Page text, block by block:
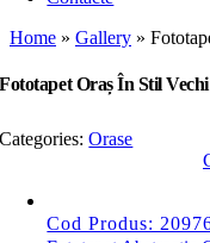
Home » Gallery »
Fototapet Oraș În Stil Vechi
Categories:Orase
Cod Produs: